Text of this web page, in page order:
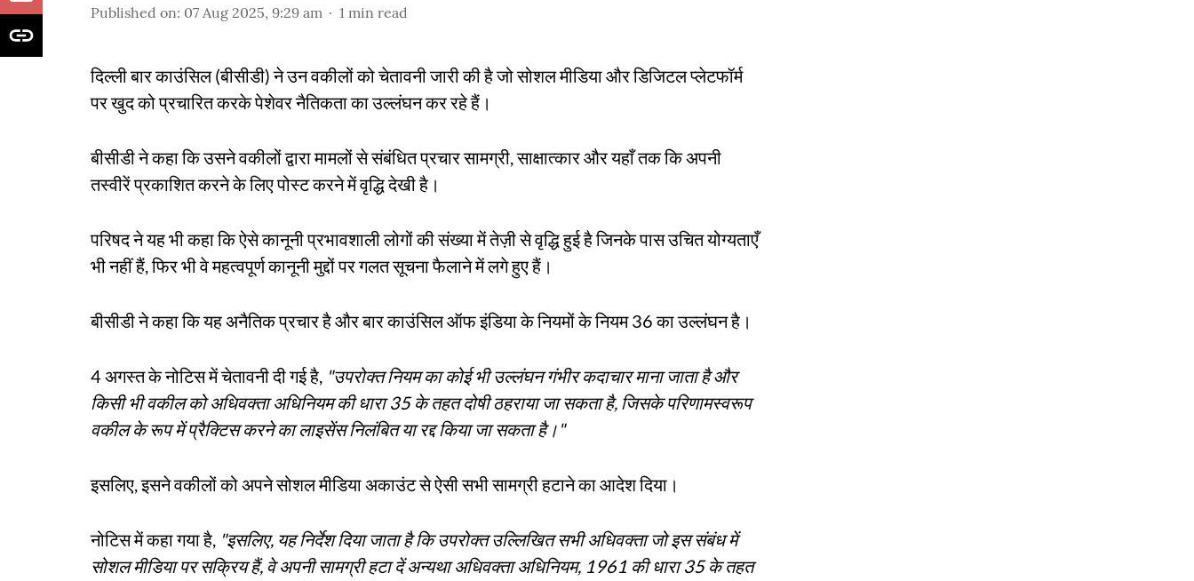
Published on: 07 Aug 2025, 9:29 am 1 min read
दिल्ली बार काउंसिल (बीसीडी) ने उन वकीलों को चेतावनी जारी की है जो सोशल मीडिया और डिजिटल प्लेटफॉर्म
पर खुद को प्रचारित करके पेशेवर नैतिकता का उल्लंघन कर रहे हैं।
बीसीडी ने कहा कि उसने वकीलों द्वारा मामलों से संबंधित प्रचार सामग्री, साक्षात्कार और यहाँ तक कि अपनी
तस्वीरें प्रकाशित करने के लिए पोस्ट करने में वृद्धि देखी है।
परिषद ने यह भी कहा कि ऐसे कानूनी प्रभावशाली लोगों की संख्या में तेज़ी से वृद्धि हुई है जिनके पास उचित योग्यताएँ
भी नहीं हैं, फिर भी वे महत्वपूर्ण कानूनी मुद्दों पर गलत सूचना फैलाने में लगे हुए हैं।
बीसीडी ने कहा कि यह अनैतिक प्रचार है और बार काउंसिल ऑफ इंडिया के नियमों के नियम 36 का उल्लंघन है।
4 अगस्त के नोटिस में चेतावनी दी गई है, "उपरोक्त नियम का कोई भी उल्लंघन गंभीर कदाचार माना जाता है और
किसी भी वकील को अधिवक्ता अधिनियम की धारा 35 के तहत दोषी ठहराया जा सकता है, जिसके परिणामस्वरूप
वकील के रूप में प्रैक्टिस करने का लाइसेंस निलंबित या रद्द किया जा सकता है।"
इसलिए, इसने वकीलों को अपने सोशल मीडिया अकाउंट से ऐसी सभी सामग्री हटाने का आदेश दिया।
नोटिस में कहा गया है, "इसलिए, यह निर्देश दिया जाता है कि उपरोक्त उल्लिखित सभी अधिवक्ता जो इस संबंध में
सोशल मीडिया पर सक्रिय हैं, वे अपनी सामग्री हटा दें अन्यथा अधिवक्ता अधिनियम, 1961 की धारा 35 के तहत